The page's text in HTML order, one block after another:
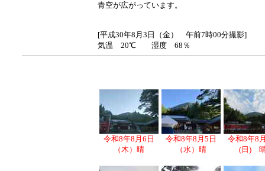
青空が広がっています。
[平成30年8月3日（金） 午前7時00分撮影]
気温 20℃ 湿度 68％
令和8年8月6日
（木）晴
令和8年8月5日
（水）晴
令和8年8
(日)